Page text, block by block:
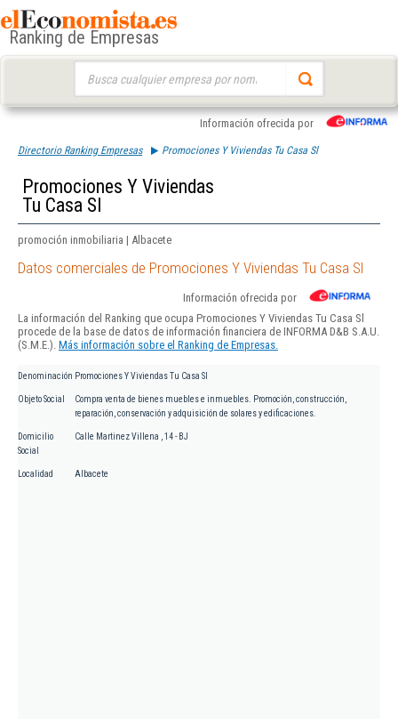
Ranking de Empresas
Información ofrecida por
Directorio Ranking Empresas Promociones Y Viviendas Tu Casa Sl
Promociones Y Viviendas
Tu Casa Sl
promoción inmobiliaria | Albacete
Datos comerciales de Promociones Y Viviendas Tu Casa Sl
Información ofrecida por
La información del Ranking que ocupa Promociones Y Viviendas Tu Casa Sl
procede de la base de datos de información financiera de INFORMA D&B S.A.U.
(S.M.E.). Más información sobre el Ranking de Empresas.
Denominación Promociones Y Viviendas Tu Casa Sl
Objeto Social
Compra venta de bienes muebles e inmuebles. Promoción, construcción,
reparación, conservación y adquisición de solares y edificaciones.
Domicilio
Social
Calle Martinez Villena , 14 - BJ
Localidad Albacete